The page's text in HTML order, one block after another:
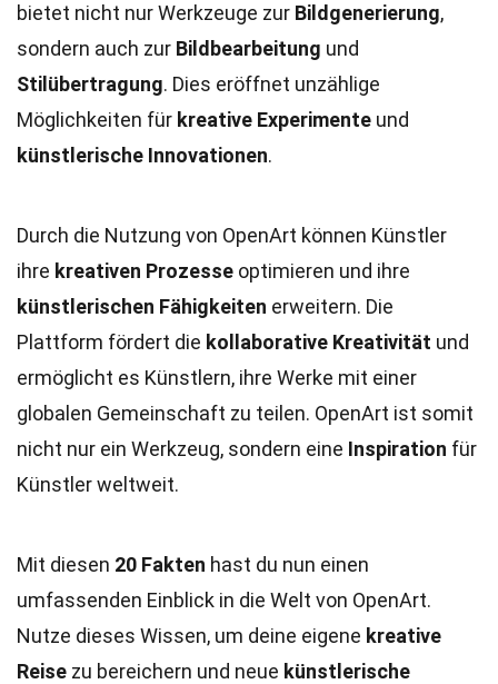
bietet nicht nur Werkzeuge zur Bildgenerierung,
sondern auch zur Bildbearbeitung und
Stilübertragung. Dies eröffnet unzählige
Möglichkeiten für kreative Experimente und
künstlerische Innovationen.
Durch die Nutzung von OpenArt können Künstler
ihre kreativen Prozesse optimieren und ihre
künstlerischen Fähigkeiten erweitern. Die
Plattform fördert die kollaborative Kreativität und
ermöglicht es Künstlern, ihre Werke mit einer
globalen Gemeinschaft zu teilen. OpenArt ist somit
nicht nur ein Werkzeug, sondern eine Inspiration für
Künstler weltweit.
Mit diesen 20 Fakten hast du nun einen
umfassenden Einblick in die Welt von OpenArt.
Nutze dieses Wissen, um deine eigene kreative
Reise zu bereichern und neue künstlerische